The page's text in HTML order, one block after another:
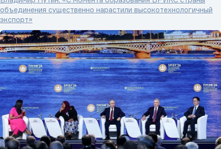
объединения существенно нарастили высокотехнологичный
экспорт»